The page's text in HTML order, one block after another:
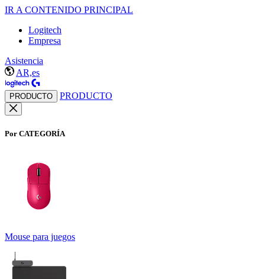
IR A CONTENIDO PRINCIPAL
Logitech
Empresa
Asistencia
AR,es
PRODUCTO PRODUCTO
Por CATEGORÍA
Mouse para juegos